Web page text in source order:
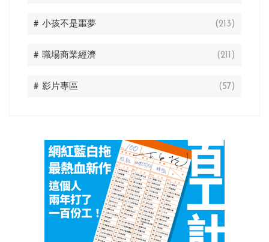
# 小孩不是噩夢 (213)
# 職場商業經濟 (211)
# 影片專區 (57)